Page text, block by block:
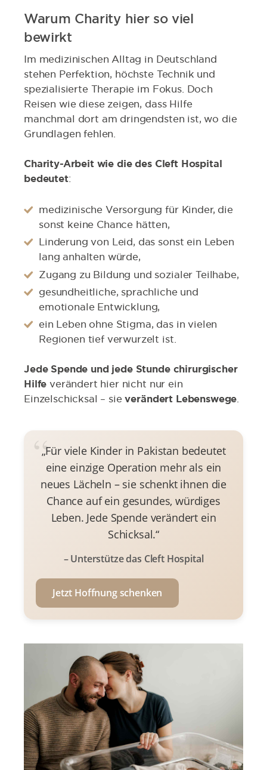
Warum Charity hier so viel
bewirkt
Im medizinischen Alltag in Deutschland
stehen Perfektion, höchste Technik und
spezialisierte Therapie im Fokus. Doch
Reisen wie diese zeigen, dass Hilfe
manchmal dort am dringendsten ist, wo die
Grundlagen fehlen.
Charity-Arbeit wie die des Cleft Hospital
bedeutet:
medizinische Versorgung für Kinder, die
sonst keine Chance hätten,
Linderung von Leid, das sonst ein Leben
lang anhalten würde,
Zugang zu Bildung und sozialer Teilhabe,
gesundheitliche, sprachliche und
emotionale Entwicklung,
ein Leben ohne Stigma, das in vielen
Regionen tief verwurzelt ist.
Jede Spende und jede Stunde chirurgischer
Hilfe verändert hier nicht nur ein
Einzelschicksal – sieverändert Lebenswege.
„Für viele Kinder in Pakistan bedeutet
eine einzige Operation mehr als ein
neues Lächeln – sie schenkt ihnen die
Chance auf ein gesundes, würdiges
Leben. Jede Spende verändert ein
Schicksal.“
– Unterstütze das Cleft Hospital
Jetzt Hoffnung schenken